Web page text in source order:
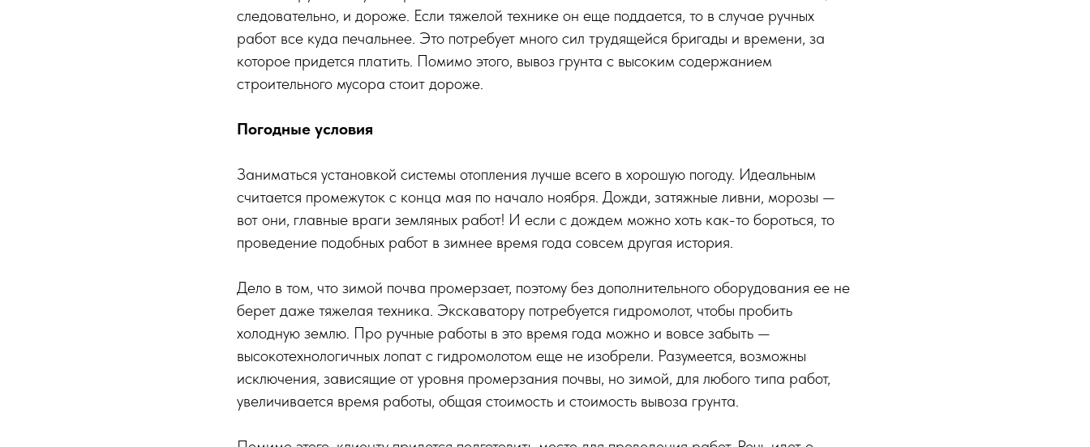
следовательно, и дороже. Если тяжелой технике он еще поддается, то в случае ручных
работ все куда печальнее. Это потребует много сил трудящейся бригады и времени, за
которое придется платить. Помимо этого, вывоз грунта с высоким содержанием
строительного мусора стоит дороже.
Погодные условия
Заниматься установкой системы отопления лучше всего в хорошую погоду. Идеальным
считается промежуток с конца мая по начало ноября. Дожди, затяжные ливни, морозы —
вот они, главные враги земляных работ! И если с дождем можно хоть как-то бороться, то
проведение подобных работ в зимнее время года совсем другая история.
Дело в том, что зимой почва промерзает, поэтому без дополнительного оборудования ее не
берет даже тяжелая техника. Экскаватору потребуется гидромолот, чтобы пробить
холодную землю. Про ручные работы в это время года можно и вовсе забыть —
высокотехнологичных лопат с гидромолотом еще не изобрели. Разумеется, возможны
исключения, зависящие от уровня промерзания почвы, но зимой, для любого типа работ,
увеличивается время работы, общая стоимость и стоимость вывоза грунта.